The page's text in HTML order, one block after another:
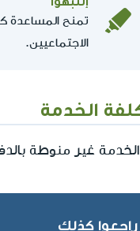
تمنح المساعدة
الاجتماعيين.
الخدمة
الخدمة غير منوطة
راجعوا كذلك